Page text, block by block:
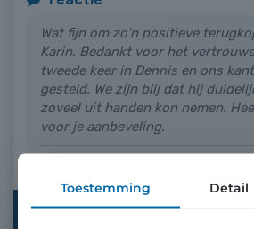
Toestemming Detail